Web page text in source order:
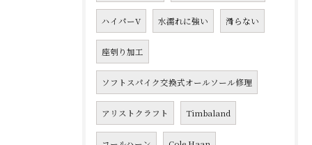
ハイパーV 水濡れに強い 滑らない
座刳り加工
ソフトスパイク交換式オールソール修理
アリストクラフト Timbaland